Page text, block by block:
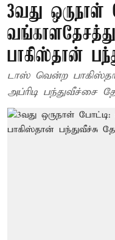
3வது ஒருநாள்
பாகிஸ்தான்
டாஸ் வென்ற
அப்ரிடி பந்துவீச்சை